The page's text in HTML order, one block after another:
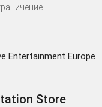
Entertainment Europe
Store